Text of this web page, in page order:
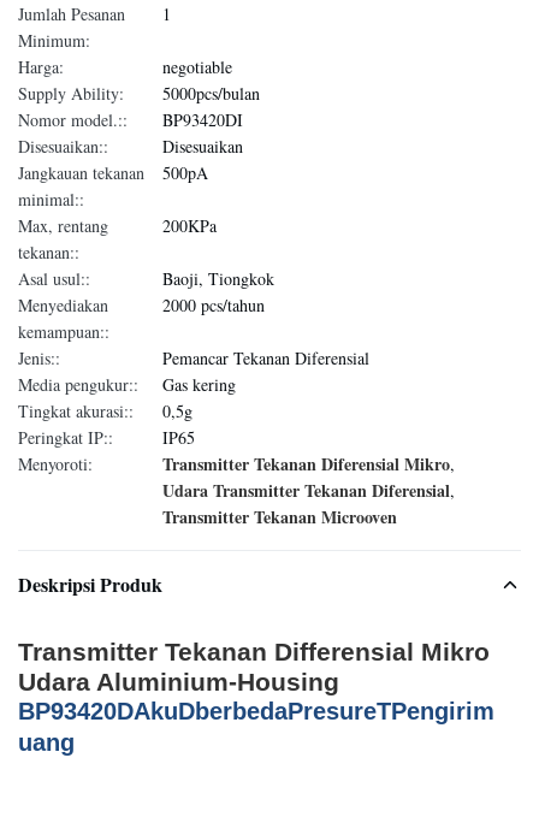
Jumlah Pesanan
Minimum:
1
Harga:
negotiable
Supply Ability:
5000pcs/bulan
Nomor model.::
BP93420DI
Disesuaikan::
Disesuaikan
Jangkauan tekanan
minimal::
500pA
Max, rentang
tekanan::
200KPa
Asal usul::
Baoji, Tiongkok
Menyediakan
kemampuan::
2000 pcs/tahun
Jenis::
Pemancar Tekanan Diferensial
Media pengukur::
Gas kering
Tingkat akurasi::
0,5g
Peringkat IP::
IP65
Menyoroti:
Transmitter Tekanan Diferensial Mikro,
Udara Transmitter Tekanan Diferensial,
Transmitter Tekanan Microoven
Deskripsi Produk
Transmitter Tekanan Differensial Mikro
Udara Aluminium-Housing
BP93420DAkuDberbedaPresureTPengirim
uang